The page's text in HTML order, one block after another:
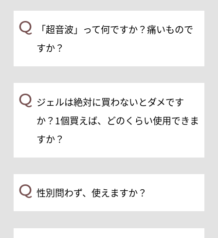
Q
「超音波」って何ですか？痛いもので
すか？
Q ジェルは絶対に買わないとダメです
か？1個買えば、どのくらい使用できま
すか？
Q 性別問わず、使えますか？